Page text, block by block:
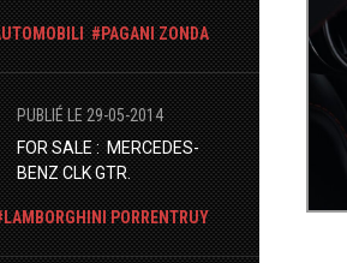
PAGANI ZONDA
PUBLIÉ LE 29-05-2014
FOR SALE :  MERCEDES-
BENZ CLK GTR.
LAMBORGHINI PORRENTRUY